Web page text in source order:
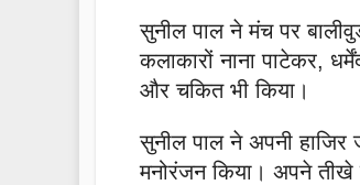
सुनील पाल ने मंच पर
कलाकारों नाना पाटेकर,
और चकित भी किया।
सुनील पाल ने अपनी
मनोरंजन किया। अपने तीखे